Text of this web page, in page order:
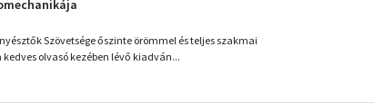
Szövetsége őszinte örömmel és teljes szakmai
olvasó kezében lévő kiadván...